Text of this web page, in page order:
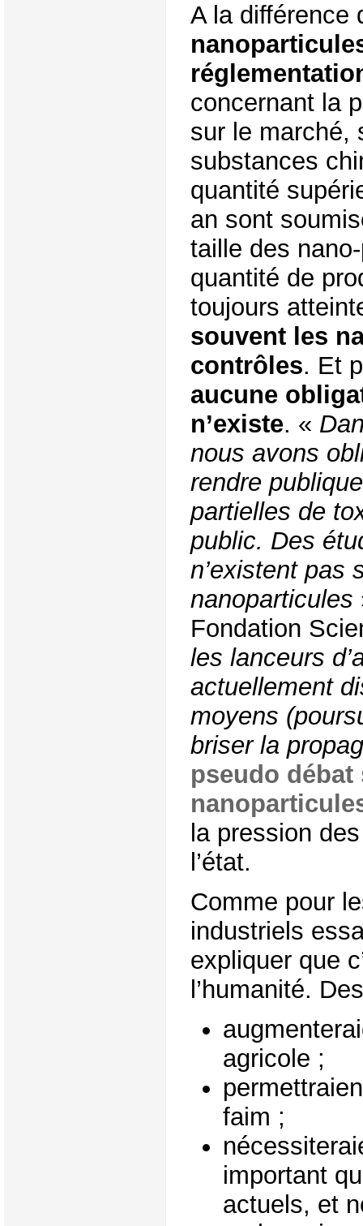
A la différence
concernant la
sur le marché,
substances
quantité
an sont
taille des
quantité de
toujours
souvent les
contrôles. Et
aucune
n’existe. «
nous avons
rendre
partielles de
public. Des
n’existent pas
nanoparticules
Fondation
les lanceurs
actuellement
moyens
briser la
pseudo débat
la pression
l’état.
Comme pour
industriels
expliquer que
l’humanité.
agricole ;
faim ;
important
actuels, et